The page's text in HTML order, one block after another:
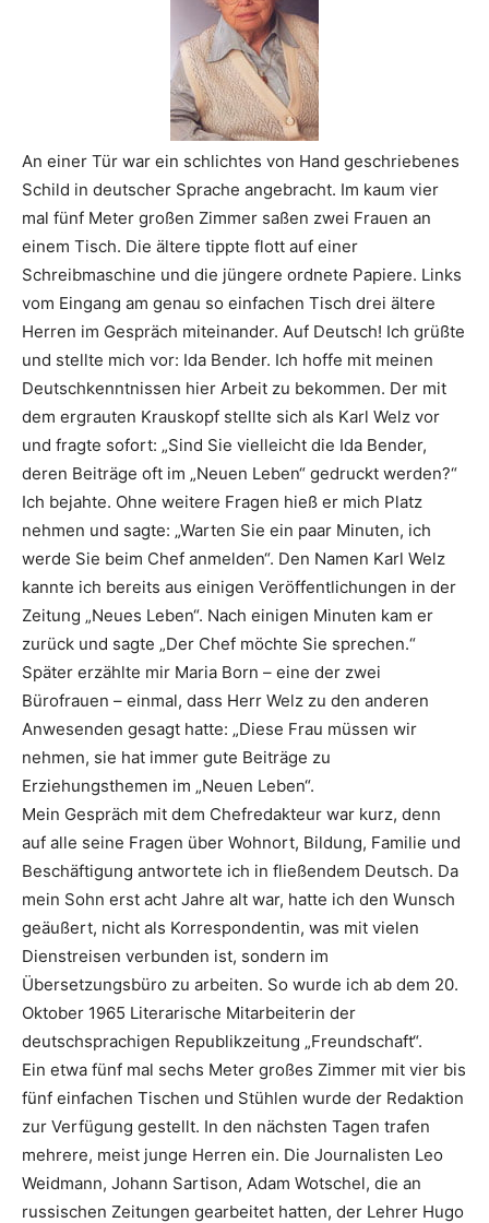
An einer Tür war ein schlichtes von Hand geschriebenes
Schild in deutscher Sprache angebracht. Im kaum vier
mal fünf Meter großen Zimmer saßen zwei Frauen an
einem Tisch. Die ältere tippte flott auf einer
Schreibmaschine und die jüngere ordnete Papiere. Links
vom Eingang am genau so einfachen Tisch drei ältere
Herren im Gespräch miteinander. Auf Deutsch! Ich grüßte
und stellte mich vor: Ida Bender. Ich hoffe mit meinen
Deutschkenntnissen hier Arbeit zu bekommen. Der mit
dem ergrauten Krauskopf stellte sich als Karl Welz vor
und fragte sofort: „Sind Sie vielleicht die Ida Bender,
deren Beiträge oft im „Neuen Leben“ gedruckt werden?“
Ich bejahte. Ohne weitere Fragen hieß er mich Platz
nehmen und sagte: „Warten Sie ein paar Minuten, ich
werde Sie beim Chef anmelden“. Den Namen Karl Welz
kannte ich bereits aus einigen Veröffentlichungen in der
Zeitung „Neues Leben“. Nach einigen Minuten kam er
zurück und sagte „Der Chef möchte Sie sprechen.“
Später erzählte mir Maria Born – eine der zwei
Bürofrauen – einmal, dass Herr Welz zu den anderen
Anwesenden gesagt hatte: „Diese Frau müssen wir
nehmen, sie hat immer gute Beiträge zu
Erziehungsthemen im „Neuen Leben“.
Mein Gespräch mit dem Chefredakteur war kurz, denn
auf alle seine Fragen über Wohnort, Bildung, Familie und
Beschäftigung antwortete ich in fließendem Deutsch. Da
mein Sohn erst acht Jahre alt war, hatte ich den Wunsch
geäußert, nicht als Korrespondentin, was mit vielen
Dienstreisen verbunden ist, sondern im
Übersetzungsbüro zu arbeiten. So wurde ich ab dem 20.
Oktober 1965 Literarische Mitarbeiterin der
deutschsprachigen Republikzeitung „Freundschaft“.
Ein etwa fünf mal sechs Meter großes Zimmer mit vier bis
fünf einfachen Tischen und Stühlen wurde der Redaktion
zur Verfügung gestellt. In den nächsten Tagen trafen
mehrere, meist junge Herren ein. Die Journalisten Leo
Weidmann, Johann Sartison, Adam Wotschel, die an
russischen Zeitungen gearbeitet hatten, der Lehrer Hugo